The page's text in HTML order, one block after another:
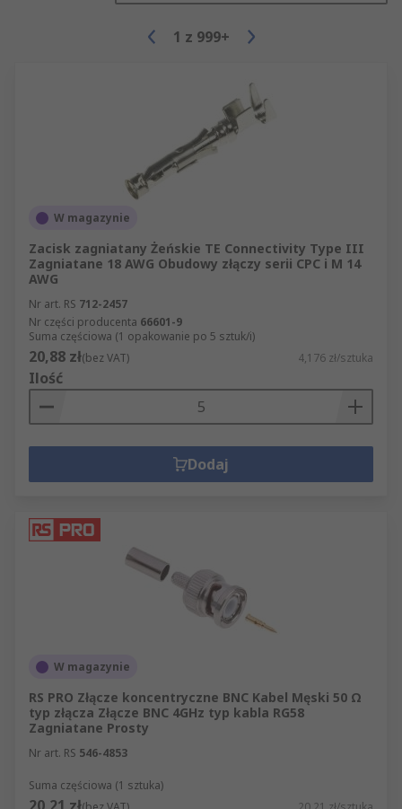
1 z 999+
W magazynie
Zacisk zagniatany Żeńskie TE Connectivity Type III
Zagniatane 18 AWG Obudowy złączy serii CPC i M 14
AWG
Nr art. RS 712-2457
Nr części producenta 66601-9
Suma częściowa (1 opakowanie po 5 sztuk/i)
20,88 zł(bez VAT) 4,176 zł/sztuka
Ilość
Dodaj
W magazynie
RS PRO Złącze koncentryczne BNC Kabel Męski 50 Ω
typ złącza Złącze BNC 4GHz typ kabla RG58
Zagniatane Prosty
Nr art. RS 546-4853
Suma częściowa (1 sztuka)